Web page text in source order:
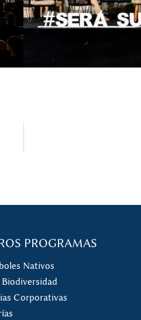
PROGRAMAS
Nativos
Corporativas